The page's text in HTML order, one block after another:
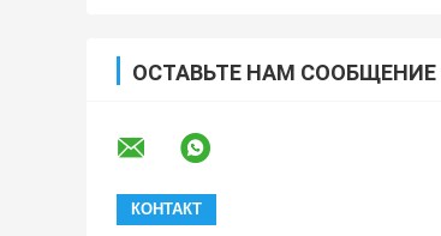
ОСТАВЬТЕ НАМ СООБЩЕНИЕ